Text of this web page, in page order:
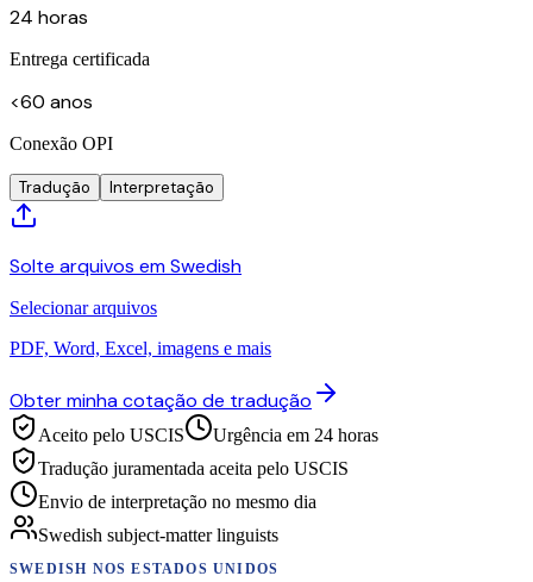
24 horas
Entrega certificada
<60 anos
Conexão OPI
Tradução Interpretação
Solte arquivos em Swedish
Selecionar arquivos
PDF, Word, Excel, imagens e mais
Obter minha cotação de tradução
Aceito pelo USCIS
Urgência em 24 horas
Tradução juramentada aceita pelo USCIS
Envio de interpretação no mesmo dia
Swedish subject-matter linguists
SWEDISH NOS ESTADOS UNIDOS